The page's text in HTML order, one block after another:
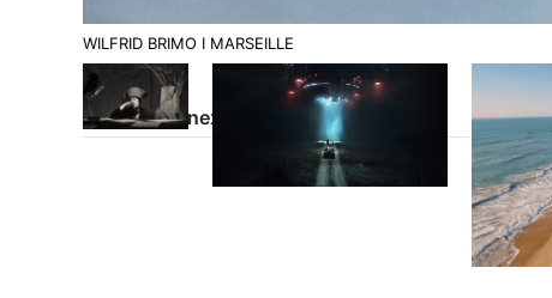
WILFRID BRIMO I MARSEILLE
Projets connexes